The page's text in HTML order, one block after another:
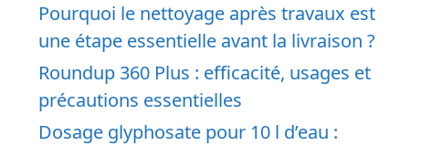
Pourquoi le nettoyage après travaux est
une étape essentielle avant la livraison ?
Roundup 360 Plus : efficacité, usages et
précautions essentielles
Dosage glyphosate pour 10 l d’eau :